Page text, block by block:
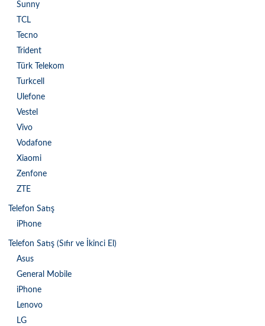
Sunny
TCL
Tecno
Trident
Türk Telekom
Turkcell
Ulefone
Vestel
Vivo
Vodafone
Xiaomi
Zenfone
ZTE
Telefon Satış
iPhone
Telefon Satış (Sıfır ve İkinci El)
Asus
General Mobile
iPhone
Lenovo
LG